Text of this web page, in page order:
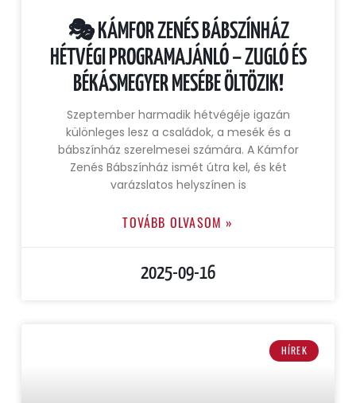
🎭 KÁMFOR ZENÉS BÁBSZÍNHÁZ
HÉTVÉGI PROGRAMAJÁNLÓ – ZUGLÓ ÉS
BÉKÁSMEGYER MESÉBE ÖLTÖZIK!
Szeptember harmadik hétvégéje igazán
különleges lesz a családok, a mesék és a
bábszínház szerelmesei számára. A Kámfor
Zenés Bábszínház ismét útra kel, és két
varázslatos helyszínen is
TOVÁBB OLVASOM »
2025-09-16
HÍREK